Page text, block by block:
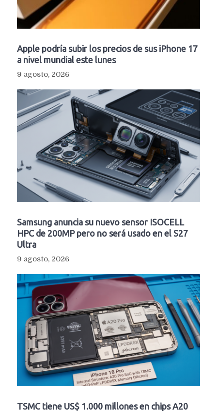
Apple podría subir los precios de sus iPhone 17
a nivel mundial este lunes
9 agosto, 2026
Samsung anuncia su nuevo sensor ISOCELL
HPC de 200MP pero no será usado en el S27
Ultra
9 agosto, 2026
TSMC tiene US$ 1.000 millones en chips A20